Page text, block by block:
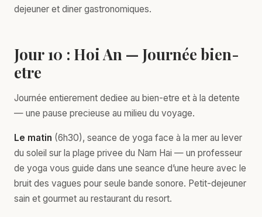
dejeuner et diner gastronomiques.
Jour 10 : Hoi An — Journée bien-
etre
Journée entierement dediee au bien-etre et à la detente
— une pause precieuse au milieu du voyage.
Le matin (6h30), seance de yoga face à la mer au lever
du soleil sur la plage privee du Nam Hai — un professeur
de yoga vous guide dans une seance d’une heure avec le
bruit des vagues pour seule bande sonore. Petit-dejeuner
sain et gourmet au restaurant du resort.